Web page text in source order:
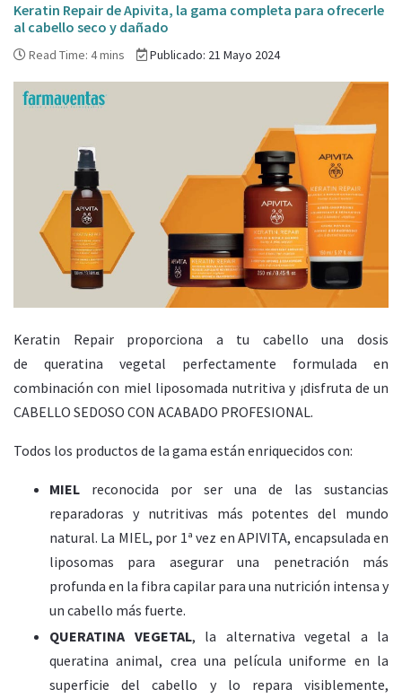
Keratin Repair de Apivita, la gama completa para ofrecerle
al cabello seco y dañado
Read Time: 4 mins Publicado: 21 Mayo 2024
Keratin Repair proporciona a tu cabello una dosis
de queratina vegetal perfectamente formulada en
combinación con miel liposomada nutritiva y ¡disfruta de un
CABELLO SEDOSO CON ACABADO PROFESIONAL.
Todos los productos de la gama están enriquecidos con:
MIEL reconocida por ser una de las sustancias
reparadoras y nutritivas más potentes del mundo
natural. La MIEL, por 1ª vez en APIVITA, encapsulada en
liposomas para asegurar una penetración más
profunda en la fibra capilar para una nutrición intensa y
un cabello más fuerte.
QUERATINA VEGETAL, la alternativa vegetal a la
queratina animal, crea una película uniforme en la
superficie del cabello y lo repara visiblemente,